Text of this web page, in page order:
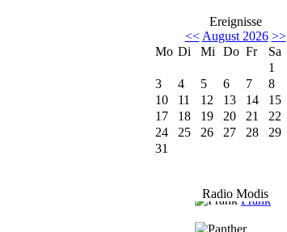
Ereignisse
<< August 2026 >>
Mo Di Mi Do Fr Sa
1
3
4 5 6 7 8
10
11 12 13 14 15
17
18 19 20 21 22
24
25 26 27 28 29
31
Radio Modis
Frank